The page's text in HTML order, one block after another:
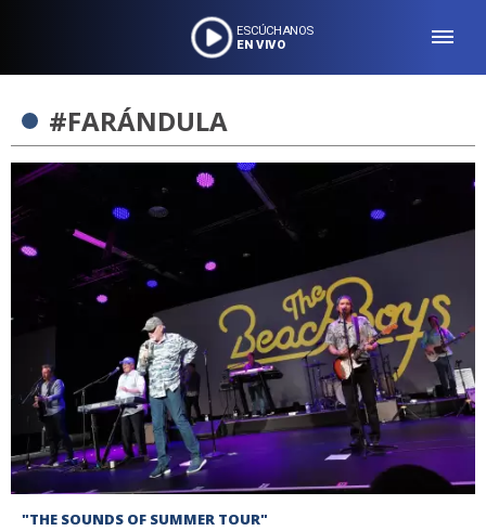
ESCÚCHANOS
EN VIVO
#FARÁNDULA
"THE SOUNDS OF SUMMER TOUR"